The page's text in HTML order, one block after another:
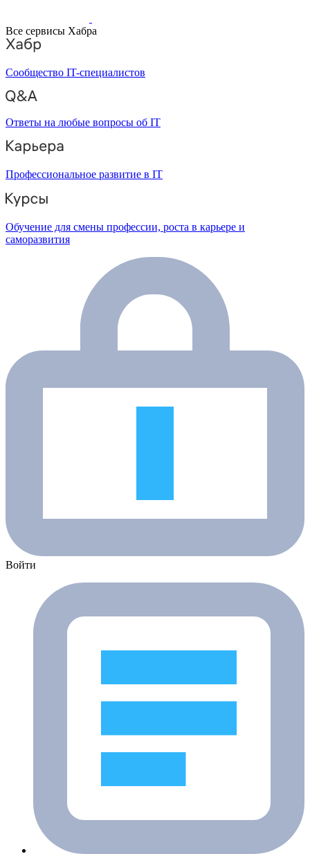
Все сервисы Хабра
Сообщество IT-специалистов
Ответы на любые вопросы об IT
Профессиональное развитие в IT
Обучение для смены профессии, роста в карьере и
саморазвития
Войти